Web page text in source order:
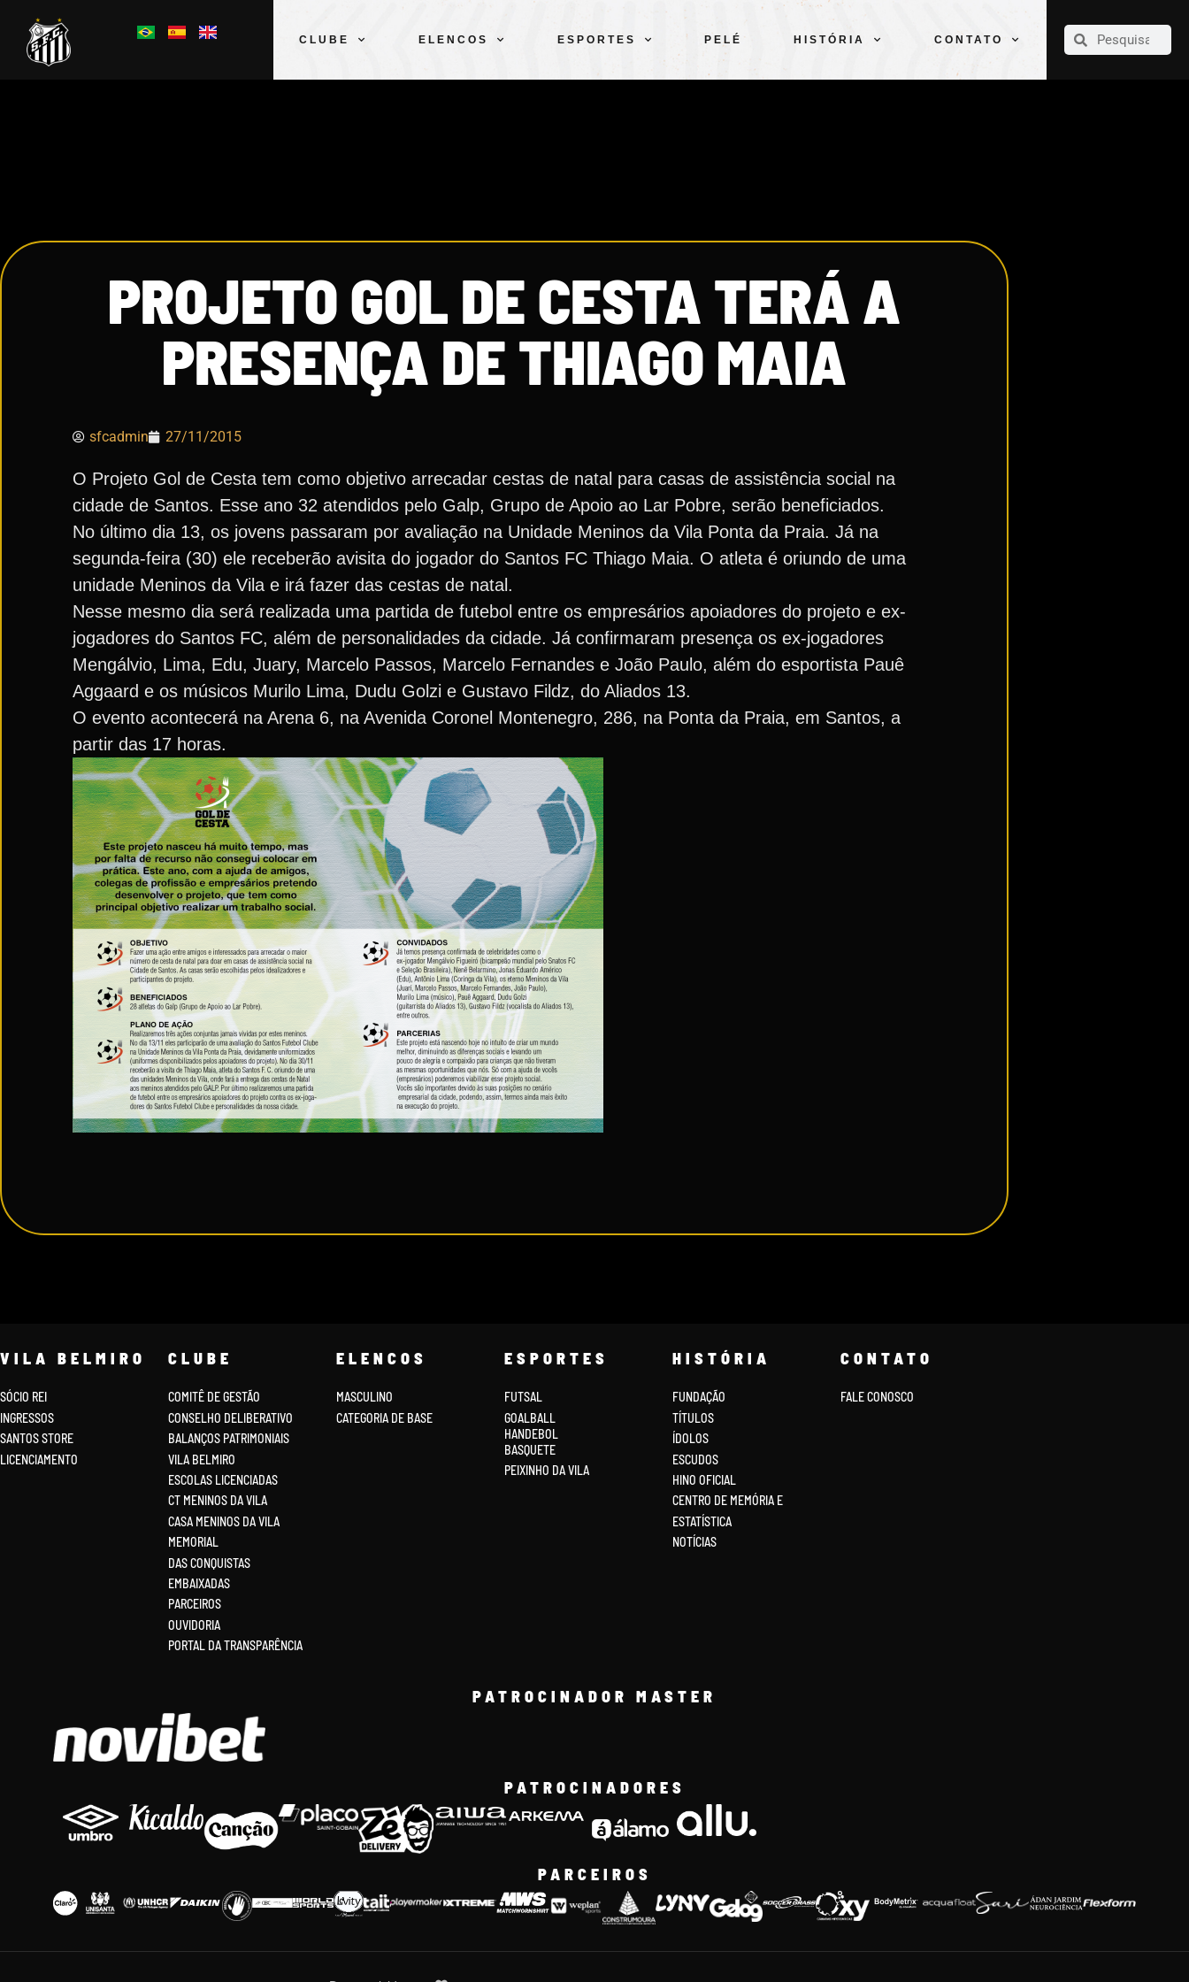
CLUBE ELENCOS ESPORTES PELÉ HISTÓRIA CONTATO
CLUBE
PROJETO GOL DE CESTA TERÁ A
PRESENÇA DE THIAGO MAIA
sfcadmin 27/11/2015
O Projeto Gol de Cesta tem como objetivo arrecadar cestas de natal para casas de assistência social na
cidade de Santos. Esse ano 32 atendidos pelo Galp, Grupo de Apoio ao Lar Pobre, serão beneficiados.
No último dia 13, os jovens passaram por avaliação na Unidade Meninos da Vila Ponta da Praia. Já na
segunda-feira (30) ele receberão avisita do jogador do Santos FC Thiago Maia. O atleta é oriundo de uma
unidade Meninos da Vila e irá fazer das cestas de natal.
Nesse mesmo dia será realizada uma partida de futebol entre os empresários apoiadores do projeto e ex-
jogadores do Santos FC, além de personalidades da cidade. Já confirmaram presença os ex-jogadores
Mengálvio, Lima, Edu, Juary, Marcelo Passos, Marcelo Fernandes e João Paulo, além do esportista Pauê
Aggaard e os músicos Murilo Lima, Dudu Golzi e Gustavo Fildz, do Aliados 13.
O evento acontecerá na Arena 6, na Avenida Coronel Montenegro, 286, na Ponta da Praia, em Santos, a
partir das 17 horas.
VILA BELMIRO
SÓCIO REI
INGRESSOS
SANTOS STORE
LICENCIAMENTO
CLUBE
COMITÊ DE GESTÃO
CONSELHO DELIBERATIVO
BALANÇOS PATRIMONIAIS
VILA BELMIRO
ESCOLAS LICENCIADAS
CT MENINOS DA VILA
CASA MENINOS DA VILA
MEMORIAL
DAS CONQUISTAS
EMBAIXADAS
PARCEIROS
OUVIDORIA
PORTAL DA TRANSPARÊNCIA
ELENCOS
MASCULINO
CATEGORIA DE BASE
ESPORTES
FUTSAL
GOALBALL
HANDEBOL
BASQUETE
PEIXINHO DA VILA
HISTÓRIA
FUNDAÇÃO
TÍTULOS
ÍDOLOS
ESCUDOS
HINO OFICIAL
CENTRO DE MEMÓRIA E
ESTATÍSTICA
NOTÍCIAS
CONTATO
FALE CONOSCO
PATROCINADOR MASTER
PATROCINADORES
PARCEIROS